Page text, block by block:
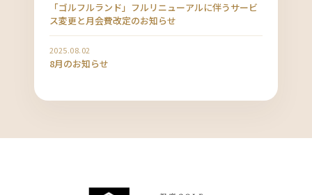
「ゴルフルランド」フルリニューアルに伴うサービ
ス変更と月会費改定のお知らせ
2025.08.02
8月のお知らせ